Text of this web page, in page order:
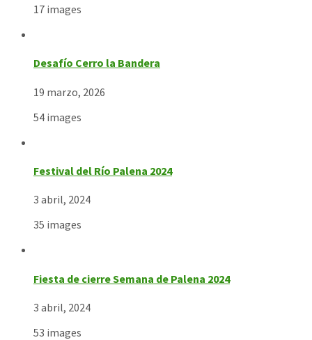
17 images
Desafío Cerro la Bandera
19 marzo, 2026
54 images
Festival del Río Palena 2024
3 abril, 2024
35 images
Fiesta de cierre Semana de Palena 2024
3 abril, 2024
53 images